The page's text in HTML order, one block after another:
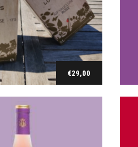
Ajouter au panier
€29,00
Cinsault
du Rhône Rosé 2025
€8,50